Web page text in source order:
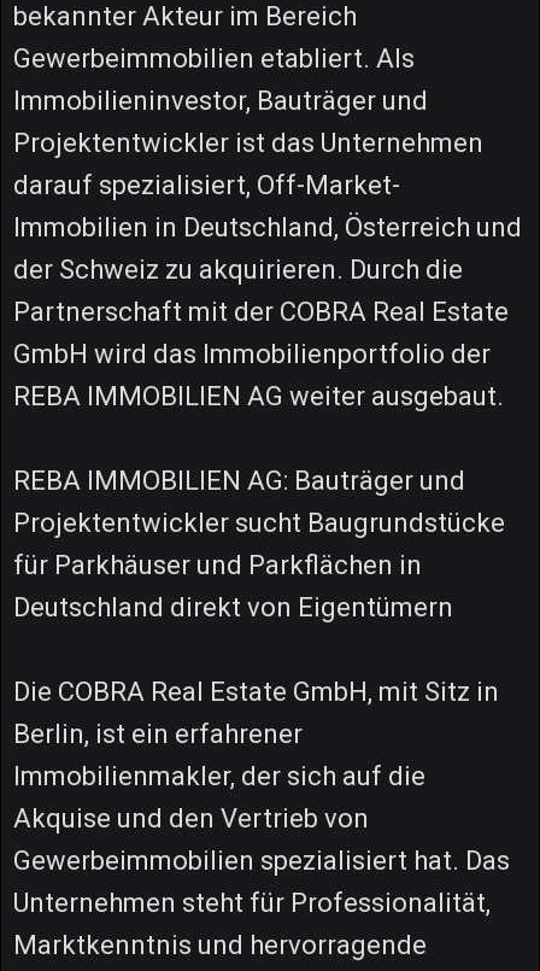
bekannter Akteur im Bereich
Gewerbeimmobilien etabliert. Als
Immobilieninvestor, Bauträger und
Projektentwickler ist das Unternehmen
darauf spezialisiert, Off-Market-
Immobilien in Deutschland, Österreich und
der Schweiz zu akquirieren. Durch die
Partnerschaft mit der COBRA Real Estate
GmbH wird das Immobilienportfolio der
REBA IMMOBILIEN AG weiter ausgebaut.
REBA IMMOBILIEN AG: Bauträger und
Projektentwickler sucht Baugrundstücke
für Parkhäuser und Parkflächen in
Deutschland direkt von Eigentümern
Die COBRA Real Estate GmbH, mit Sitz in
Berlin, ist ein erfahrener
Immobilienmakler, der sich auf die
Akquise und den Vertrieb von
Gewerbeimmobilien spezialisiert hat. Das
Unternehmen steht für Professionalität,
Marktkenntnis und hervorragende